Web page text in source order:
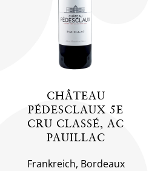
CHÂTEAU
PÉDESCLAUX 5E
CRU CLASSÉ, AC
PAUILLAC
Frankreich, Bordeaux